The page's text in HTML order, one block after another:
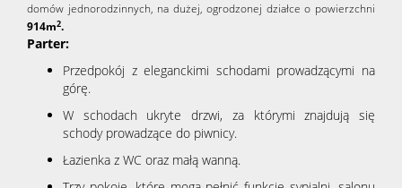
domów jednorodzinnych, na dużej, ogrodzonej działce o powierzchni
914m2.
Parter:
Przedpokój z eleganckimi schodami prowadzącymi na
górę.
W schodach ukryte drzwi, za którymi znajdują się
schody prowadzące do piwnicy.
Łazienka z WC oraz małą wanną.